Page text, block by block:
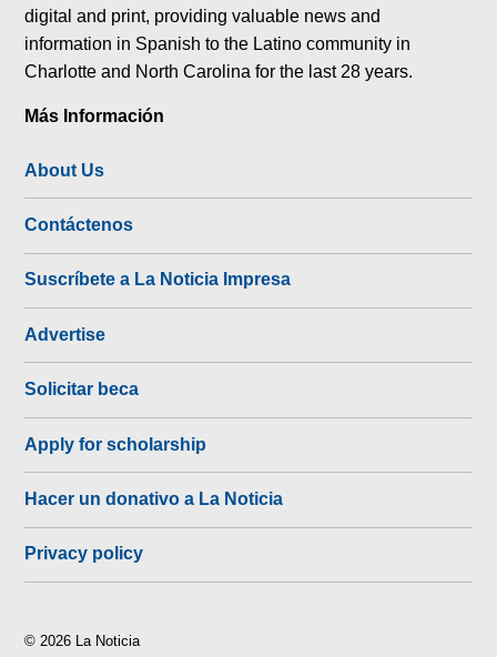
digital and print, providing valuable news and
information in Spanish to the Latino community in
Charlotte and North Carolina for the last 28 years.
Más Información
About Us
Contáctenos
Suscríbete a La Noticia Impresa
Advertise
Solicitar beca
Apply for scholarship
Hacer un donativo a La Noticia
Privacy policy
© 2026 La Noticia